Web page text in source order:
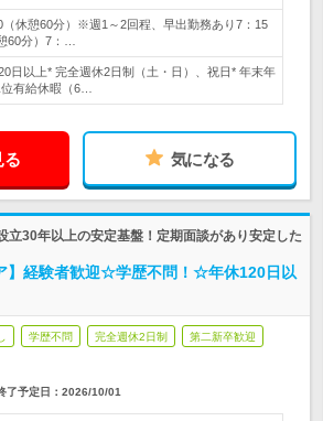
（休憩60分）※週1～2回程、早出勤務あり7：15
60分）7：…
日以上* 完全週休2日制（土・日）、祝日* 年末年
有給休暇（6…
る 気になる
立30年以上の安定基盤！定期面談があり安定した
】経験者歓迎☆学歴不問！☆年休120日以
学歴不問 完全週休2日制 第二新卒歓迎
了予定日： 2026/10/01